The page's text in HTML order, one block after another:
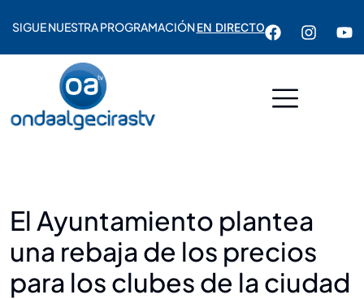
SIGUE NUESTRA PROGRAMACIÓNEN DIRECTO
El Ayuntamiento plantea
una rebaja de los precios
para los clubes de la ciudad